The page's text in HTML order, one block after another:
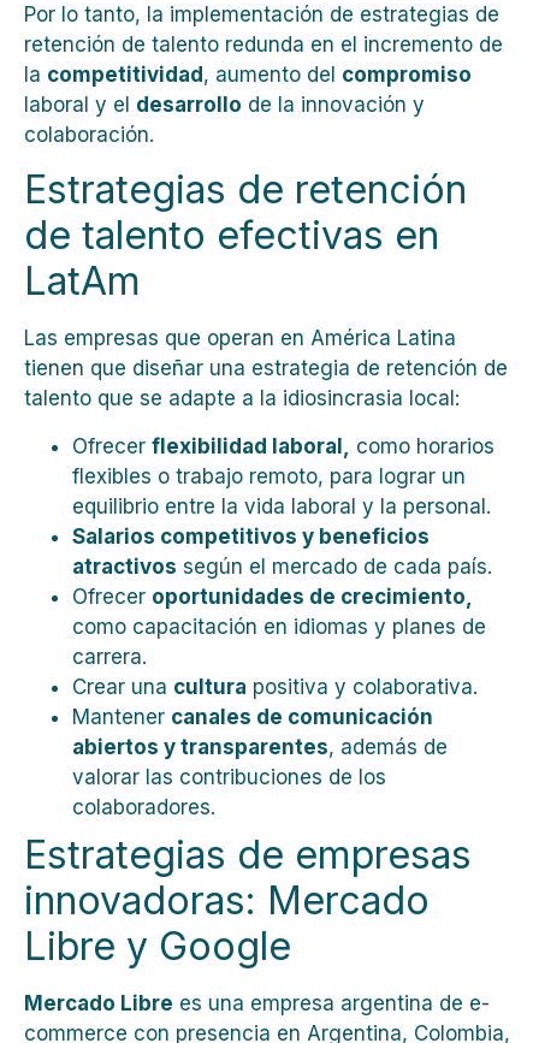
Por lo tanto, la implementación de estrategias de
retención de talento redunda en el incremento de
la competitividad, aumento del compromiso
laboral y el desarrollo de la innovación y
colaboración.
Estrategias de retención
de talento efectivas en
LatAm
Las empresas que operan en América Latina
tienen que diseñar una estrategia de retención de
talento que se adapte a la idiosincrasia local:
Ofrecer flexibilidad laboral,
como horarios
flexibles o trabajo remoto, para lograr un
equilibrio entre la vida laboral y la personal.
Salarios competitivos y beneficios
atractivos según el mercado de cada país.
Ofrecer oportunidades de crecimiento,
como capacitación en idiomas y planes de
carrera.
Crear una cultura positiva y colaborativa.
Mantener canales de comunicación
abiertos y transparentes, además de
valorar las contribuciones de los
colaboradores.
Estrategias de empresas
innovadoras: Mercado
Libre y Google
Mercado Libre es una empresa argentina de e-
commerce con presencia en Argentina, Colombia,